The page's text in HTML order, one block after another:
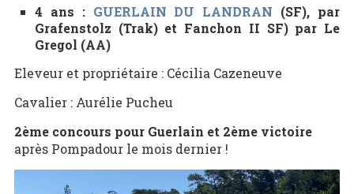
4 ans : GUERLAIN DU LANDRAN (SF), par
Grafenstolz (Trak) et Fanchon II SF) par Le
Gregol (AA)
Eleveur et propriétaire : Cécilia Cazeneuve
Cavalier : Aurélie Pucheu
2ème concours pour Guerlain et 2ème victoire
après Pompadour le mois dernier !